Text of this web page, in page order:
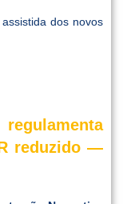
dos novos
reduzido —